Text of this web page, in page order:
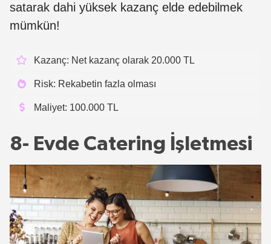
satarak dahi yüksek kazanç elde edebilmek
mümkün!
Kazanç: Net kazanç olarak 20.000 TL
Risk: Rekabetin fazla olması
Maliyet: 100.000 TL
8- Evde Catering İşletmesi